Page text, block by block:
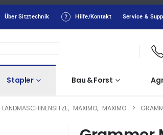
Über Sitztechnik Hilfe/Kontakt Service &
Stapler Bau & Forst
LANDMASCHINENSITZE, MAXIMO, MAXIMO